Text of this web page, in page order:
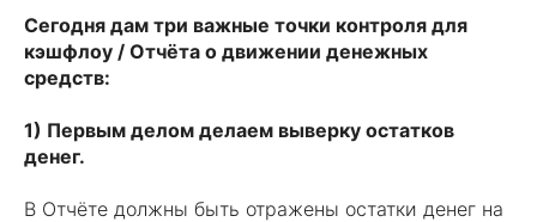
Сегодня дам три важные точки контроля для
кэшфлоу / Отчёта о движении денежных
средств:
1) Первым делом делаем выверку остатков
денег.
В Отчёте должны быть отражены остатки денег на